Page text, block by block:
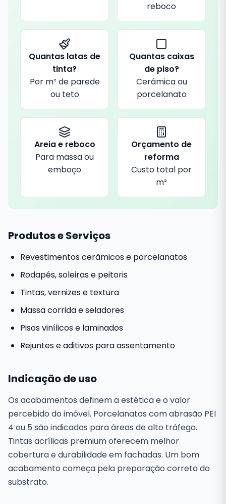
reboco
Quantas latas de
tinta?
Por m² de parede
ou teto
Quantas caixas
de piso?
Cerâmica ou
porcelanato
Areia e reboco
Para massa ou
emboço
Orçamento de
reforma
Custo total por
m²
Produtos e Serviços
Revestimentos cerâmicos e porcelanatos
Rodapés, soleiras e peitoris
Tintas, vernizes e textura
Massa corrida e seladores
Pisos vinílicos e laminados
Rejuntes e aditivos para assentamento
Indicação de uso
Os acabamentos definem a estética e o valor
percebido do imóvel. Porcelanatos com abrasão PEI
4 ou 5 são indicados para áreas de alto tráfego.
Tintas acrílicas premium oferecem melhor
cobertura e durabilidade em fachadas. Um bom
acabamento começa pela preparação correta do
substrato.